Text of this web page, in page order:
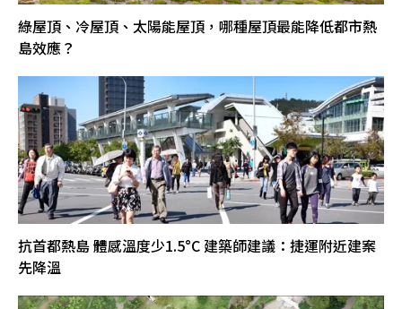
綠屋頂、冷屋頂、太陽能屋頂，哪種屋頂最能降低都市熱
島效應？
抗首都熱島 體感溫度少1.5°C 建築師建議：捷運附近建案
先降溫